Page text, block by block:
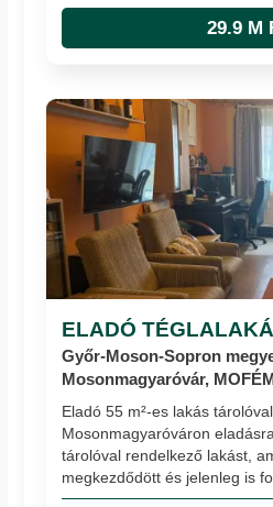
29.9 M
ELADÓ
Győr-Moson-Sopron
Mosonmagyaróvár,
Eladó 55 m²-es lakás
Mosonmagyaróváron
tárolóval rendelkező lakást,
megkezdődött és jelenleg is